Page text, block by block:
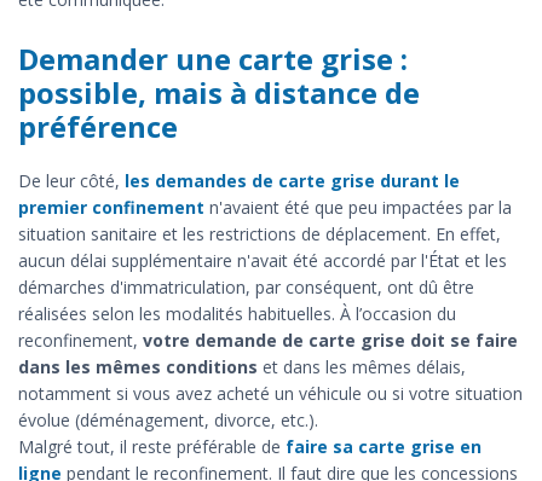
Demander une carte grise :
possible, mais à distance de
préférence
De leur côté, les demandes de carte grise durant le
premier confinement n'avaient été que peu impactées par la
situation sanitaire et les restrictions de déplacement. En effet,
aucun délai supplémentaire n'avait été accordé par l'État et les
démarches d'immatriculation, par conséquent, ont dû être
réalisées selon les modalités habituelles. À l’occasion du
reconfinement, votre demande de carte grise doit se faire
dans les mêmes conditions et dans les mêmes délais,
notamment si vous avez acheté un véhicule ou si votre situation
évolue (déménagement, divorce, etc.).
Malgré tout, il reste préférable de faire sa carte grise en
ligne pendant le reconfinement. Il faut dire que les concessions